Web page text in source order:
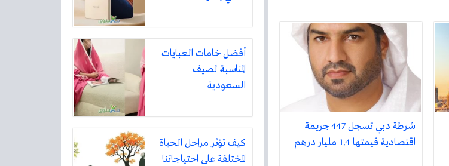
شرطة دبي تسجل 447 جريمة
اقتصادية قيمتها 1.4 مليار درهم
أفضل خامات العبايات
المناسبة لصيف
السعودية
كيف تؤثر مراحل الحياة
المختلفة على احتياجاتنا